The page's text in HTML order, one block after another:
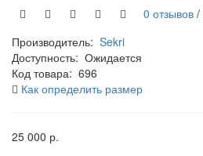
0 отзывов /
Производитель: Sekri
Доступность: Ожидается
Код товара: 696
Как определить размер
25 000 р.